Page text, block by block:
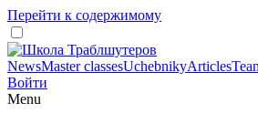
Перейти к содержимому
NewsMaster classesUchebnikyArticles
Войти
Menu